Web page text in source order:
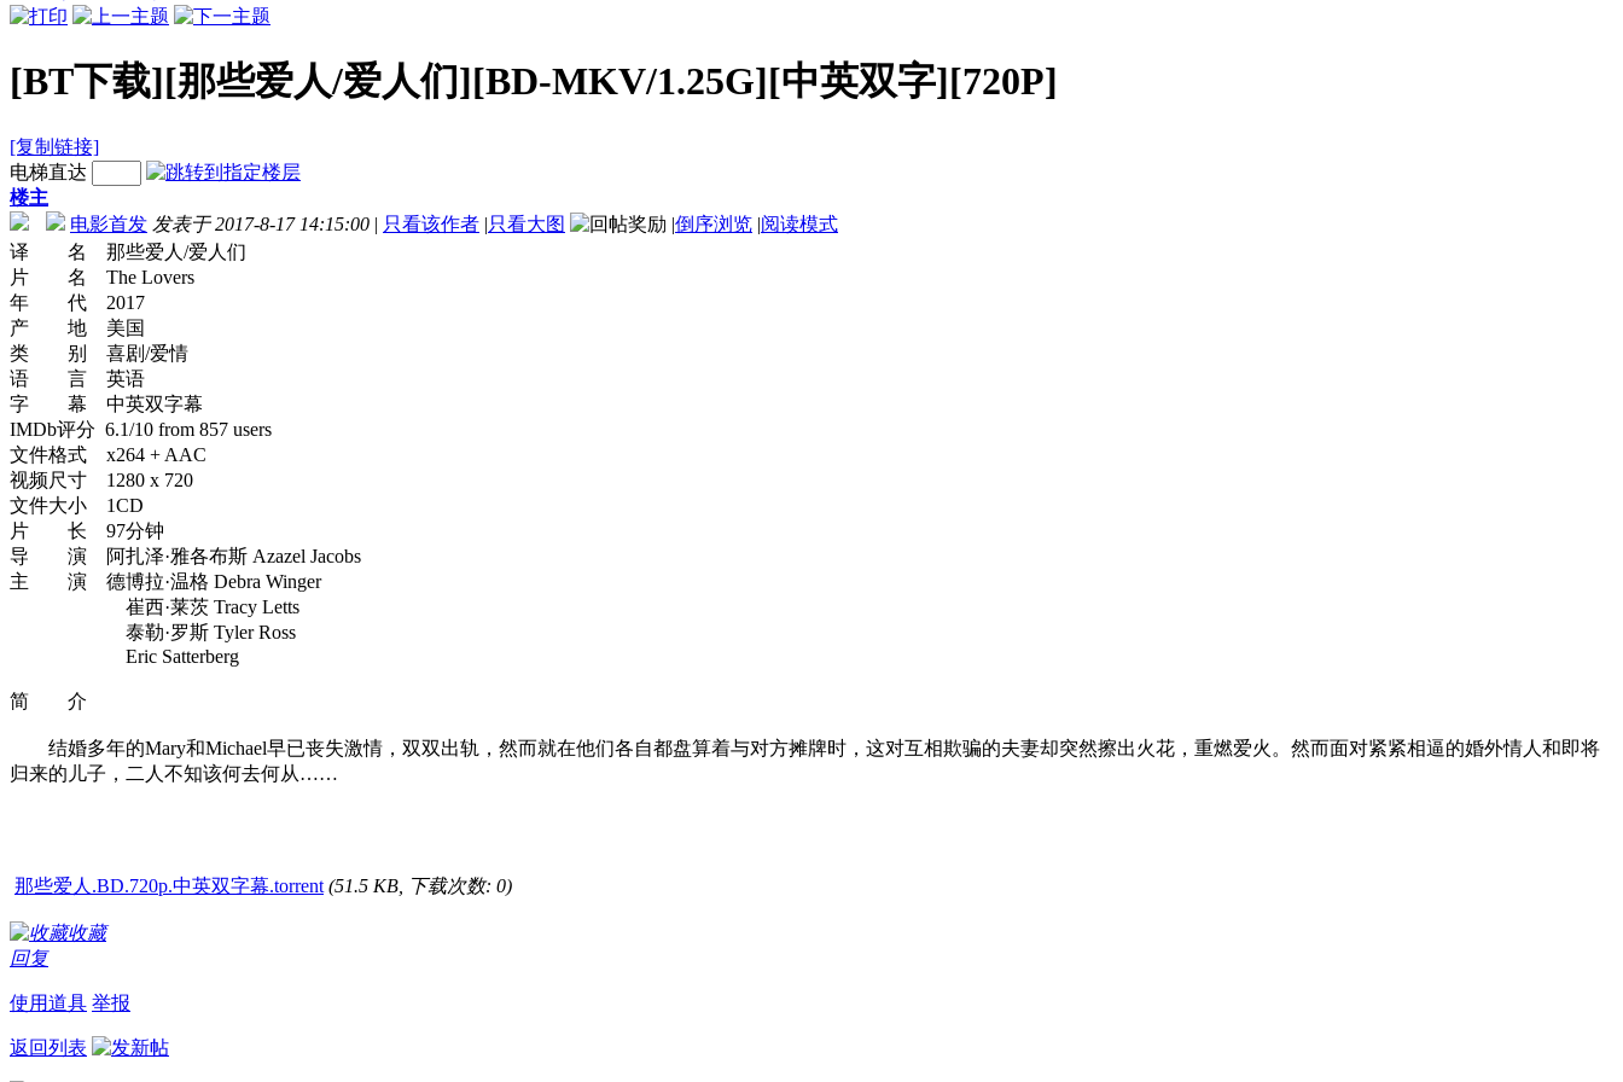
[BT下载][那些爱人/爱人们][BD-MKV/1.25G][中英双字][720P]
[复制链接]
电梯直达
楼主
电影首发 发表于 2017-8-17 14:15:00 | 只看该作者 |只看大图 |倒序浏览 |阅读模式
译 名 那些爱人/爱人们
片 名 The Lovers
年 代 2017
产 地 美国
类 别 喜剧/爱情
语 言 英语
字 幕 中英双字幕
IMDb评分 6.1/10 from 857 users
文件格式 x264 + AAC
视频尺寸 1280 x 720
文件大小 1CD
片 长 97分钟
导 演 阿扎泽·雅各布斯 Azazel Jacobs
主 演 德博拉·温格 Debra Winger
崔西·莱茨 Tracy Letts
泰勒·罗斯 Tyler Ross
Eric Satterberg
简 介
结婚多年的Mary和Michael早已丧失激情，双双出轨，然而就在他们各自都盘算着与对方摊牌时，这对互相欺骗的夫妻却突然擦出火花，重燃爱火。然而面对紧紧相逼的婚外情人和即将
归来的儿子，二人不知该何去何从……
那些爱人.BD.720p.中英双字幕.torrent (51.5 KB, 下载次数: 0)
收藏
回复
使用道具 举报
返回列表